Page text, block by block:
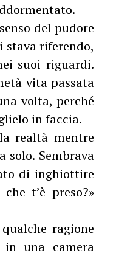
del pudore
stava riferendo,
suoi riguardi.
vita passata
volta, perché
in faccia.
realtà mentre
solo. Sembrava
di inghiottire
t’è preso?»
ragione
una camera